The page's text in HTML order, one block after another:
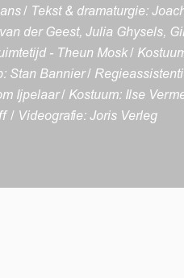
/ Tekst & dramaturgie:
der Geest, Julia Ghysels,
- Theun Mosk /
Stan Bannier /
Ijpelaar / Kostuum: Ilse
/ Videografie: Joris Verleg